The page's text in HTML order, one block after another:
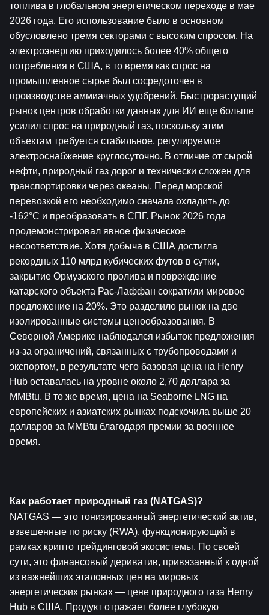
топлива в глобальном энергетическом переходе в мае
2026 года. Его использование было в основном
обусловлено тремя секторами с высоким спросом. На
электроэнергию приходилось более 40% общего
потребления в США, в то время как спрос на
промышленное сырье был сосредоточен в
производстве аммиачных удобрений. Быстрорастущий
рынок центров обработки данных для ИИ еще больше
усилил спрос на природный газ, поскольку этим
объектам требуется стабильное, регулируемое
электроснабжение круглосуточно. В отличие от сырой
нефти, природный газ дорог и технически сложен для
транспортировки через океаны. Перед морской
перевозкой его необходимо сначала охладить до
-162°C и преобразовать в СПГ. Рынок 2026 года
продемонстрировал явное физическое
несоответствие. Хотя добыча в США достигла
рекордных 110 млрд кубических футов в сутки,
закрытие Ормузского пролива и повреждение
катарского объекта Рас-Лаффан сократили мировое
предложение на 20%. Это разделило рынок на две
изолированные системы ценообразования. В
Северной Америке наблюдался избыток предложения
из-за ограничений, связанных с трубопроводами и
экспортом, в результате чего базовая цена на Henry
Hub оставалась на уровне около 2,70 доллара за
MMBtu. В то же время, цена на Seaborne LNG на
европейских и азиатских рынках подскочила выше 20
долларов за MMBtu благодаря премии за военное
время.
Как работает природный газ (NATGAS)?
NATGAS — это тонизированный энергетический актив,
взвешенные по риску (RWA), функционирующий в
рамках крипто трейдинговой экосистемы. По своей
сути, это финансовый дериватив, привязанный к одной
из важнейших эталонных цен на мировых
энергетических рынках — цене природного газа Henry
Hub в США. Продукт отражает более глубокую